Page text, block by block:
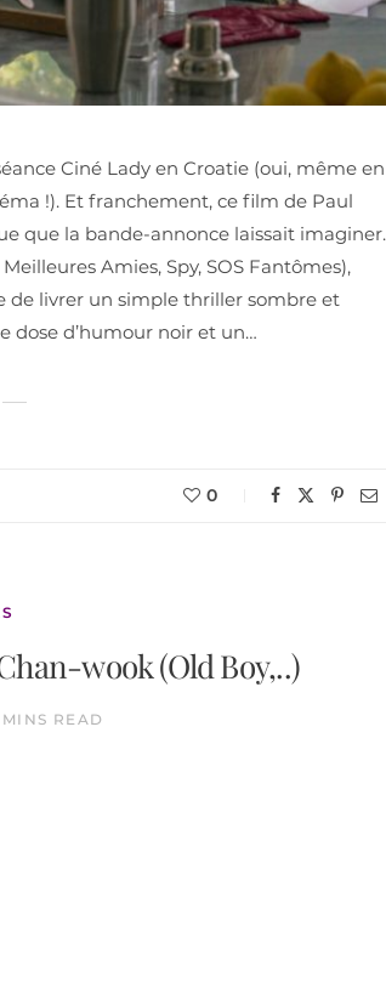
Ciné Lady en Croatie (oui, même en
!). Et franchement, ce film de Paul
que la bande-annonce laissait imaginer.
Amies, Spy, SOS Fantômes),
de livrer un simple thriller sombre et
dose d’humour noir et un…
0
wook (Old Boy,..)
READ